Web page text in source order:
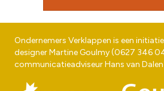
Ondernemers Verklappen is een
designerMartine Goulmy(0627 346
communicatieadviseurHans van Dalen